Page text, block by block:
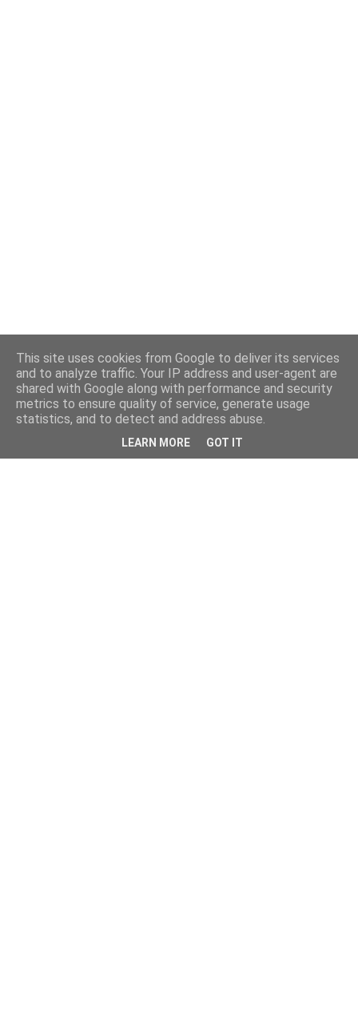
This site uses cookies from Google to deliver its services
and to analyze traffic. Your IP address and user-agent are
shared with Google along with performance and security
metrics to ensure quality of service, generate usage
statistics, and to detect and address abuse.
LEARN MORE GOT IT